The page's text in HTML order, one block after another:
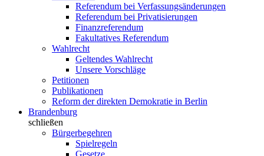
Referendum bei Verfassungsänderungen
Referendum bei Privatisierungen
Finanzreferendum
Fakultatives Referendum
Wahlrecht
Geltendes Wahlrecht
Unsere Vorschläge
Petitionen
Publikationen
Reform der direkten Demokratie in Berlin
Brandenburg
schließen
Bürgerbegehren
Spielregeln
Gesetze